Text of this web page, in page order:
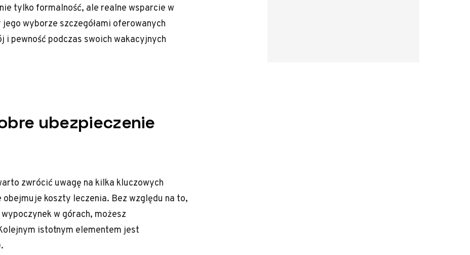
tylko formalność, ale realne wsparcie w
wyborze szczegółami oferowanych
pewność podczas swoich wakacyjnych
ubezpieczenie
zwrócić uwagę na kilka kluczowych
koszty leczenia. Bez względu na to,
w górach, możesz
istotnym elementem jest